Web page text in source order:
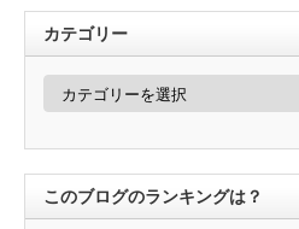
カテゴリー
カ
ー
このブログのランキングは？